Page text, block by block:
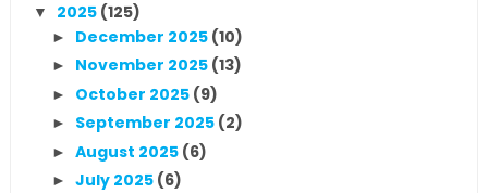
▼ 2025 (125)
► December 2025 (10)
► November 2025 (13)
► October 2025 (9)
► September 2025 (2)
► August 2025 (6)
► July 2025 (6)